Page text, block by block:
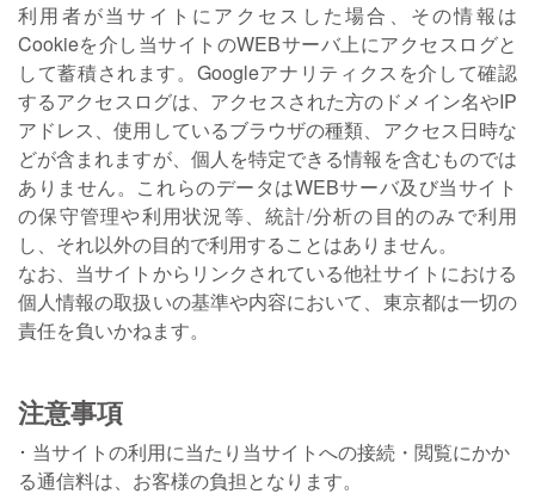
利用者が当サイトにアクセスした場合、その情報は
Cookieを介し当サイトのWEBサーバ上にアクセスログと
して蓄積されます。Googleアナリティクスを介して確認
するアクセスログは、アクセスされた方のドメイン名やIP
アドレス、使用しているブラウザの種類、アクセス日時な
どが含まれますが、個人を特定できる情報を含むものでは
ありません。これらのデータはWEBサーバ及び当サイト
の保守管理や利用状況等、統計/分析の目的のみで利用
し、それ以外の目的で利用することはありません。
なお、当サイトからリンクされている他社サイトにおける
個人情報の取扱いの基準や内容において、東京都は一切の
責任を負いかねます。
注意事項
当サイトの利用に当たり当サイトへの接続・閲覧にかか
る通信料は、お客様の負担となります。